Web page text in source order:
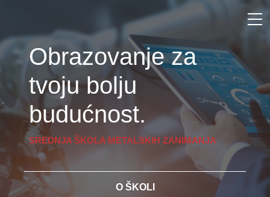
Obrazovanje za
tvoju bolju
budućnost.
SREDNJA ŠKOLA METALSKIH ZANIMANJA
O ŠKOLI